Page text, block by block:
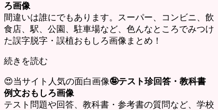
ろ画像
間違いは誰にでもあります。スーパー、コンビニ、飲
食店、駅、公園、駐車場など、色んなところでみつけ
た誤字脱字・誤植おもしろ画像まとめ！
続きを読む
😍当サイト人気の面白画像🤪テスト珍回答・教科書
例文おもしろ画像
テスト問題や回答、教科書・参考書の質問など、学校